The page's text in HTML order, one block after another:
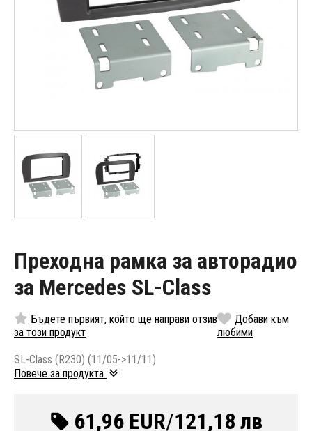
Преходна рамка за авторадио
за Mercedes SL-Class
Бъдете първият, който ще направи отзив
за този продукт
Добави към
любими
SL-Class (R230) (11/05->11/11)
Повече за продукта
61,96 EUR/121,18 лв